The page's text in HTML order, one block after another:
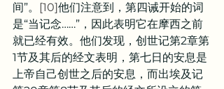
间”。 [10]他们注意到，第四诫开始的词
是“当记念……”，因此表明它在摩西之前
就已经有效。他们发现，创世记第2章第
1节及其后的经文表明，第七日的安息是
上帝自己创世之后的安息，而出埃及记